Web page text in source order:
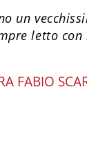
un
letto
FABIO